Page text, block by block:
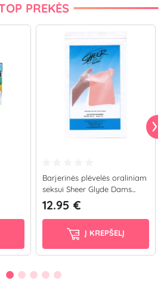
PREKĖS
Barjerinės plėvelės oraliniam
seksui Sheer Glyde Dams...
12.95 €
Į KREPŠELĮ